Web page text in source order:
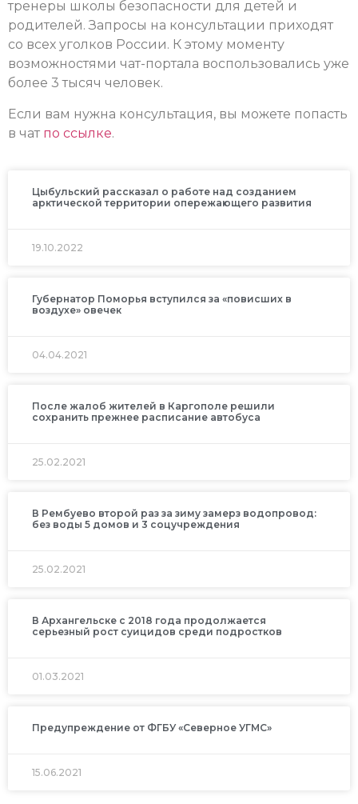
тренеры школы безопасности для детей и
родителей. Запросы на консультации приходят
со всех уголков России. К этому моменту
возможностями чат-портала воспользовались уже
более 3 тысяч человек.
Если вам нужна консультация, вы можете попасть
в чат по ссылке.
Цыбульский рассказал о работе над созданием
арктической территории опережающего развития
19.10.2022
Губернатор Поморья вступился за «повисших в
воздухе» овечек
04.04.2021
После жалоб жителей в Каргополе решили
сохранить прежнее расписание автобуса
25.02.2021
В Рембуево второй раз за зиму замерз водопровод:
без воды 5 домов и 3 соцучреждения
25.02.2021
В Архангельске с 2018 года продолжается
серьезный рост суицидов среди подростков
01.03.2021
Предупреждение от ФГБУ «Северное УГМС»
15.06.2021